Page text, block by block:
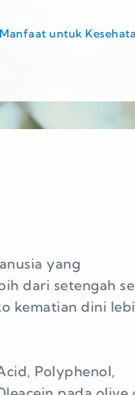
untuk
yang
dari setengah
kematian dini
Polyphenol,